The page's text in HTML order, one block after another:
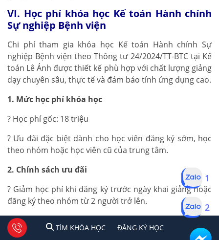
VI. Học phí khóa học Kế toán Hành chính
Sự nghiệp Bệnh viện
Chi phí tham gia khóa học Kế toán Hành chính Sự
nghiệp Bệnh viện theo Thông tư 24/2024/TT-BTC tại Kế
toán Lê Ánh được thiết kế phù hợp với chất lượng giảng
dạy chuyên sâu, thực tế và đảm bảo tính ứng dụng cao.
1. Mức học phí khóa học
? Học phí gốc: 18 triệu
? Ưu đãi đặc biệt dành cho học viên đăng ký sớm, học
theo nhóm hoặc học viên cũ của trung tâm.
2. Chính sách ưu đãi
? Giảm học phí khi đăng ký trước ngày khai giảng hoặc
đăng ký theo nhóm từ 2 người trở lên.
? Học viên cũ đã từng tham gia các khóa học tại Kế toán
Lê Ánh sẽ được hưởng ưu đãi riêng.
TÌM KHÓA HỌC ĐĂNG KÍ HỌC
1 2 Tư vấn facebook
TÌM KHÓA HỌC ĐĂNG KÝ HỌC
1
2